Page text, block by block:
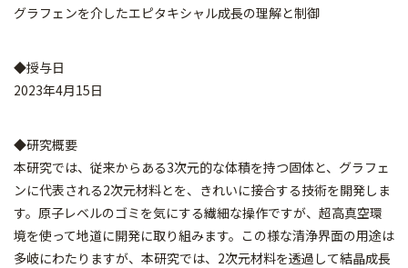
グラフェンを介したエピタキシャル成長の理解と制御
◆授与日
2023年4月15日
◆研究概要
本研究では、従来からある3次元的な体積を持つ固体と、グラフェ
ンに代表される2次元材料とを、きれいに接合する技術を開発しま
す。原子レベルのゴミを気にする繊細な操作ですが、超高真空環
境を使って地道に開発に取り組みます。この様な清浄界面の用途は
多岐にわたりますが、本研究では、2次元材料を透過して結晶成長